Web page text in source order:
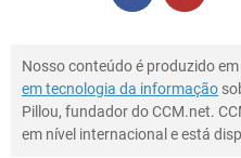
Nosso conteúdo é produzido
em tecnologia da informação
Pillou, fundador do CCM.net.
em nível internacional e está